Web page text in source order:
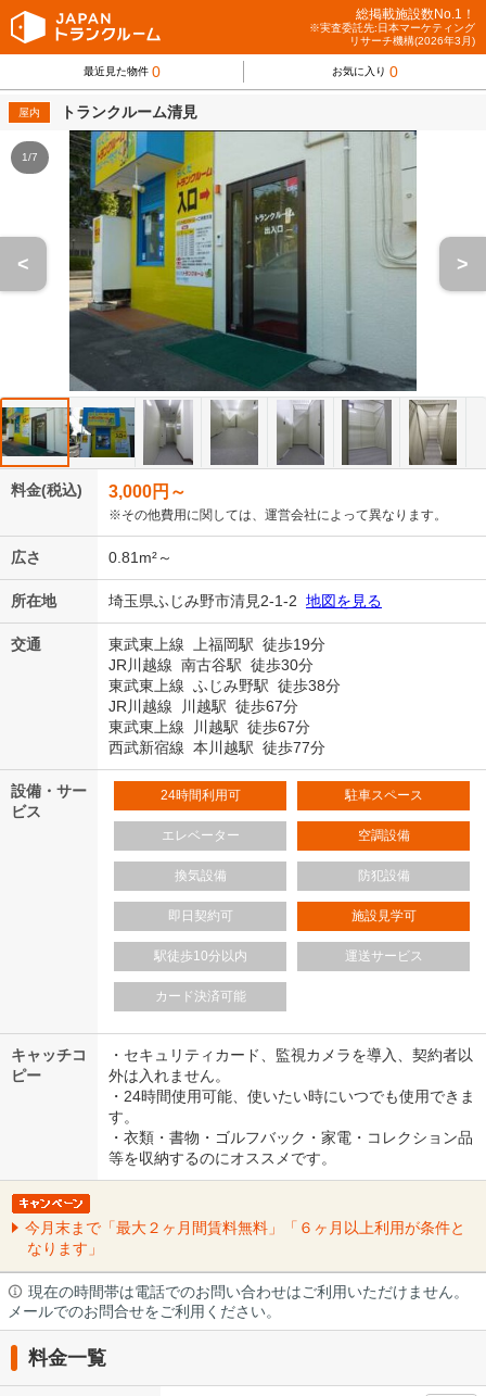
総掲載施設数No.1！
※実査委託先:日本マーケティング
リサーチ機構(2026年3月)
最近見た物件 0 お気に入り 0
屋内 トランクルーム清見
1/7
< >
料金(税込) 3,000円～
※その他費用に関しては、運営会社によって異なります。
広さ 0.81m²～
所在地 埼玉県ふじみ野市清見2-1-2 地図を見る
交通
東武東上線 上福岡駅 徒歩19分
JR川越線 南古谷駅 徒歩30分
東武東上線 ふじみ野駅 徒歩38分
JR川越線 川越駅 徒歩67分
東武東上線 川越駅 徒歩67分
西武新宿線 本川越駅 徒歩77分
設備・サー
ビス
24時間利用可 駐車スペース
エレベーター 空調設備
換気設備 防犯設備
即日契約可 施設見学可
駅徒歩10分以内 運送サービス
カード決済可能
キャッチコ
ピー
・セキュリティカード、監視カメラを導入、契約者以
外は入れません。
・24時間使用可能、使いたい時にいつでも使用できま
す。
・衣類・書物・ゴルフバック・家電・コレクション品
等を収納するのにオススメです。
今月末まで「最大２ヶ月間賃料無料」「６ヶ月以上利用が条件と
なります」
現在の時間帯は電話でのお問い合わせはご利用いただけません。
メールでのお問合せをご利用ください。
料金一覧